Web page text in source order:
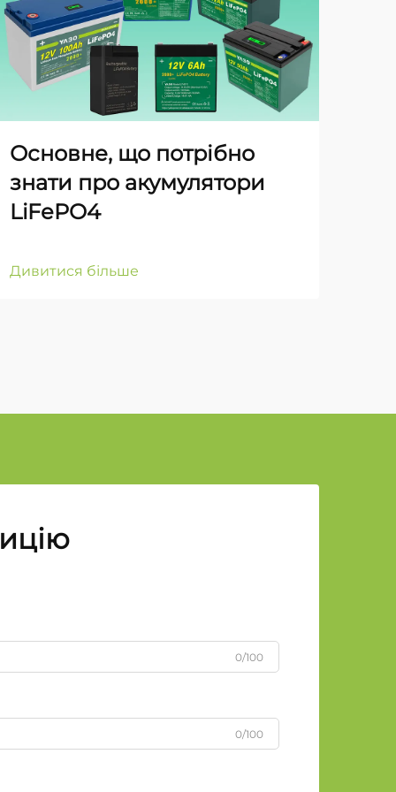
Основне, що потрібно
знати про акумулятори
LiFePO4
Дивитися більше
0/100
0/100